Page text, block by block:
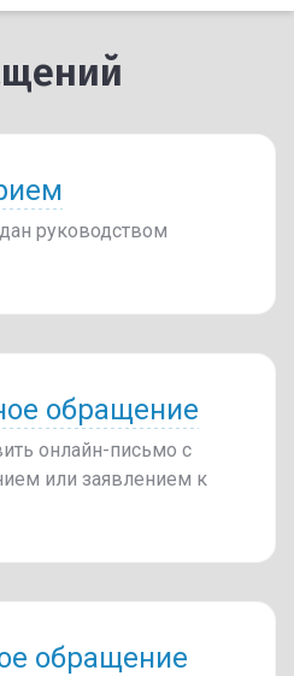
руководством
обращение
онлайн-письмо с
или заявлением к
обращение